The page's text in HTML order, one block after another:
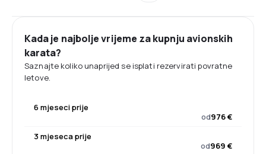
Kada je najbolje vrijeme za kupnju avionskih
karata?
Saznajte koliko unaprijed se isplati rezervirati povratne
letove.
6 mjeseci prije
od976 €
3 mjeseca prije
od969 €